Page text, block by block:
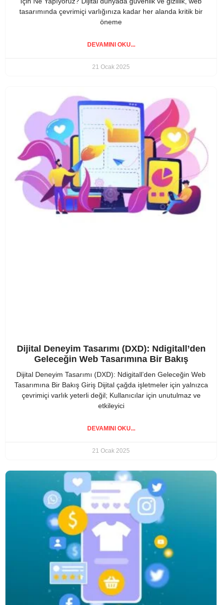
tasarımında çevrimiçi varlığınıza kadar her alanda kritik bir
öneme
DEVAMINI OKU...
21 Ocak 2025
Dijital Deneyim Tasarımı (DXD): Ndigitall’den
Geleceğin Web Tasarımına Bir Bakış
Dijital Deneyim Tasarımı (DXD): Ndigitall’den Geleceğin Web
Tasarımına Bir Bakış Giriş Dijital çağda işletmeler için yalnızca
çevrimiçi varlık yeterli değil; Kullanıcılar için unutulmaz ve
etkileyici
DEVAMINI OKU...
21 Ocak 2025